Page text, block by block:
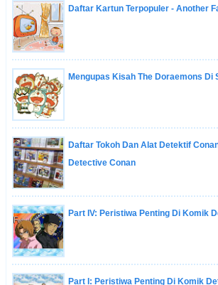
Daftar Kartun Terpopuler - Another
Mengupas Kisah The Doraemons Di
Daftar Tokoh Dan Alat Detektif
Detective Conan
Part IV: Peristiwa Penting Di Komik
Part I: Peristiwa Penting Di Komik